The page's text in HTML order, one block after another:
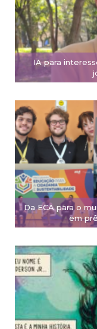
IA para
Da ECA para o
em